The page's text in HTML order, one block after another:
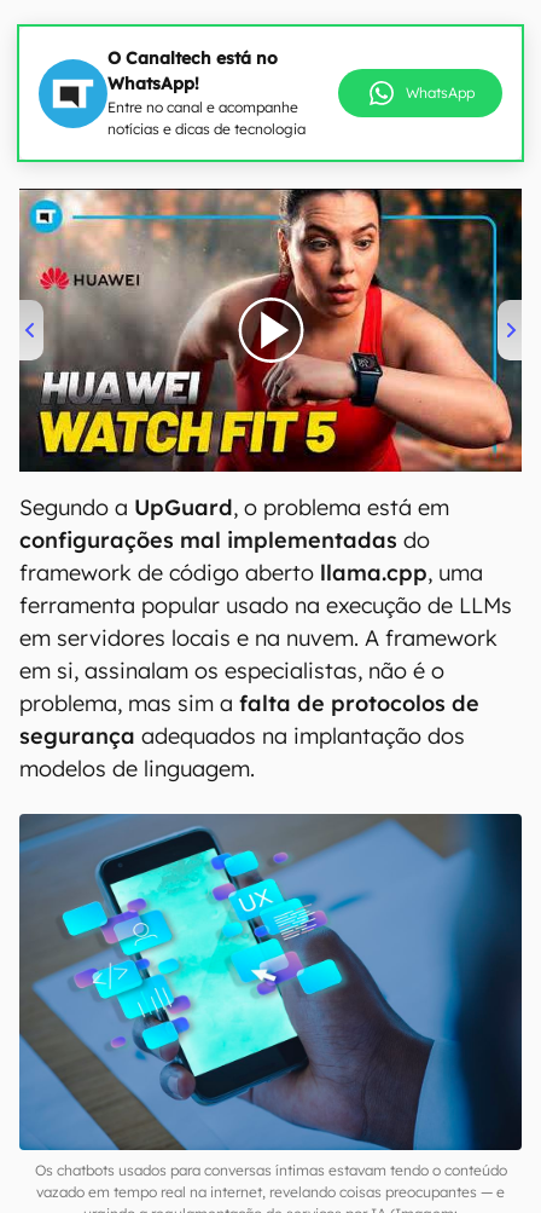
O Canaltech está no
WhatsApp!
Entre no canal e acompanhe
notícias e dicas de tecnologia
WhatsApp
00:00/04:51
Segundo a UpGuard, o problema está em
configurações mal implementadas do
framework de código aberto llama.cpp, uma
ferramenta popular usado na execução de LLMs
em servidores locais e na nuvem. A framework
em si, assinalam os especialistas, não é o
problema, mas sim a falta de protocolos de
segurança adequados na implantação dos
modelos de linguagem.
Os chatbots usados para conversas íntimas estavam tendo o conteúdo
vazado em tempo real na internet, revelando coisas preocupantes — e